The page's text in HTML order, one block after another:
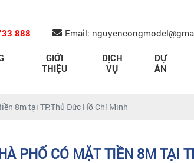
888 Email:
GIỚI
THIỆU
DỊCH
VỤ
DỰ
ÁN
8m tại TP.Thủ Đức Hồ Chí Minh
PHỐ CÓ MẶT TIỀN 8M TẠI